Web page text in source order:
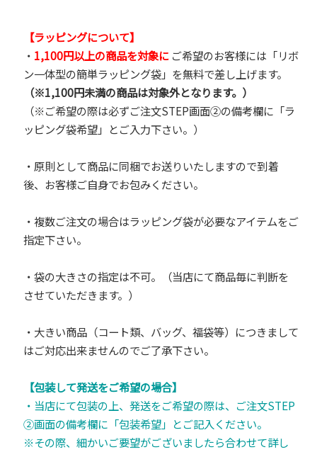
【ラッピングについて】
・ 1,100円以上の商品を対象にご希望のお客様には「リボ
ン一体型の簡単ラッピング袋」を無料で差し上げます。
（※1,100円未満の商品は対象外となります。）
（※ご希望の際は必ずご注文STEP画面②の備考欄に「ラ
ッピング袋希望」とご入力下さい。）
・原則として商品に同梱でお送りいたしますので到着
後、お客様ご自身でお包みください。
・複数ご注文の場合はラッピング袋が必要なアイテムをご
指定下さい。
・袋の大きさの指定は不可。（当店にて商品毎に判断を
させていただきます。）
・大きい商品（コート類、バッグ、福袋等）につきまして
はご対応出来ませんのでご了承下さい。
【包装して発送をご希望の場合】
・当店にて包装の上、発送をご希望の際は、ご注文STEP
②画面の備考欄に「包装希望」とご記入ください。
※その際、細かいご要望がございましたら合わせて詳し